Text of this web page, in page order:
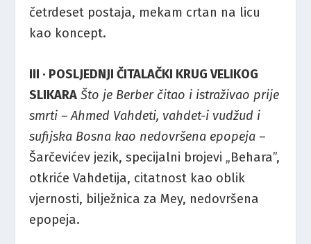
četrdeset postaja, mekam crtan na licu
kao koncept.
III · POSLJEDNJI ČITALAČKI KRUG VELIKOG
SLIKARA Što je Berber čitao i istraživao prije
smrti – Ahmed Vahdeti, vahdet-i vudžud i
sufijska Bosna kao nedovršena epopeja –
Šarčevićev jezik, specijalni brojevi „Behara”,
otkriće Vahdetija, citatnost kao oblik
vjernosti, bilježnica za Mey, nedovršena
epopeja.